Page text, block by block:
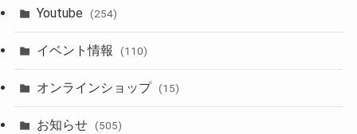
Youtube (254)
イベント情報 (110)
オンラインショップ (15)
お知らせ (505)